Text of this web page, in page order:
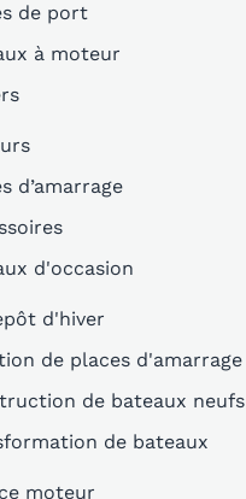
de port
à moteur
d’amarrage
d'occasion
d'hiver
de places d'amarrage
de bateaux neufs
de bateaux
moteur